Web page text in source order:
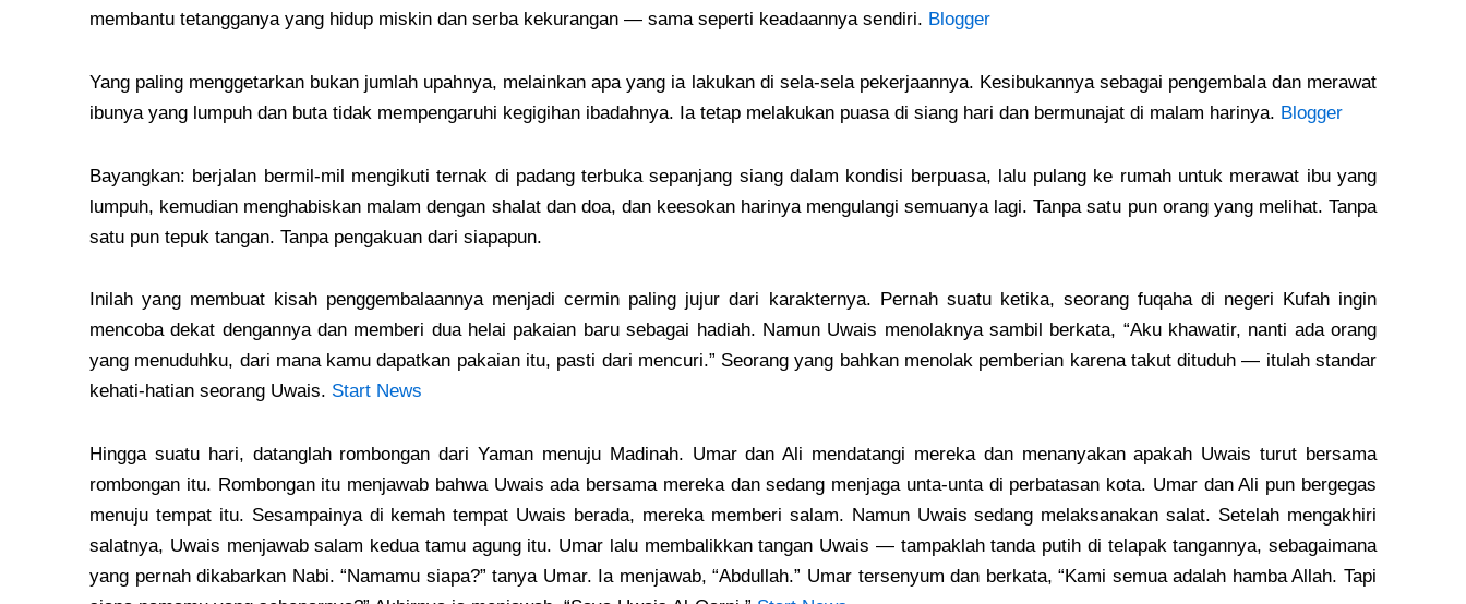
membantu tetangganya yang hidup miskin dan serba kekurangan — sama seperti keadaannya sendiri. Blogger
Yang paling menggetarkan bukan jumlah upahnya, melainkan apa yang ia lakukan di sela-sela pekerjaannya. Kesibukannya sebagai pengembala dan merawat
ibunya yang lumpuh dan buta tidak mempengaruhi kegigihan ibadahnya. Ia tetap melakukan puasa di siang hari dan bermunajat di malam harinya. Blogger
Bayangkan: berjalan bermil-mil mengikuti ternak di padang terbuka sepanjang siang dalam kondisi berpuasa, lalu pulang ke rumah untuk merawat ibu yang
lumpuh, kemudian menghabiskan malam dengan shalat dan doa, dan keesokan harinya mengulangi semuanya lagi. Tanpa satu pun orang yang melihat. Tanpa
satu pun tepuk tangan. Tanpa pengakuan dari siapapun.
Inilah yang membuat kisah penggembalaannya menjadi cermin paling jujur dari karakternya. Pernah suatu ketika, seorang fuqaha di negeri Kufah ingin
mencoba dekat dengannya dan memberi dua helai pakaian baru sebagai hadiah. Namun Uwais menolaknya sambil berkata, “Aku khawatir, nanti ada orang
yang menuduhku, dari mana kamu dapatkan pakaian itu, pasti dari mencuri.” Seorang yang bahkan menolak pemberian karena takut dituduh — itulah standar
kehati-hatian seorang Uwais. Start News
Hingga suatu hari, datanglah rombongan dari Yaman menuju Madinah. Umar dan Ali mendatangi mereka dan menanyakan apakah Uwais turut bersama
rombongan itu. Rombongan itu menjawab bahwa Uwais ada bersama mereka dan sedang menjaga unta-unta di perbatasan kota. Umar dan Ali pun bergegas
menuju tempat itu. Sesampainya di kemah tempat Uwais berada, mereka memberi salam. Namun Uwais sedang melaksanakan salat. Setelah mengakhiri
salatnya, Uwais menjawab salam kedua tamu agung itu. Umar lalu membalikkan tangan Uwais — tampaklah tanda putih di telapak tangannya, sebagaimana
yang pernah dikabarkan Nabi. “Namamu siapa?” tanya Umar. Ia menjawab, “Abdullah.” Umar tersenyum dan berkata, “Kami semua adalah hamba Allah. Tapi